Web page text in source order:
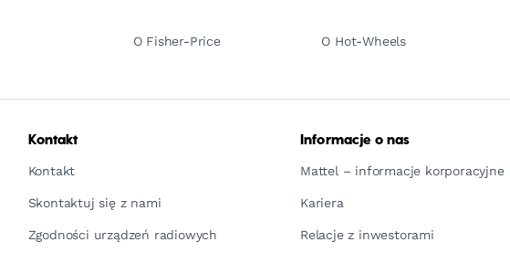
O Fisher-Price O Hot-Wheels
Kontakt
Kontakt
Skontaktuj się z nami
Zgodności urządzeń radiowych
Informacje o nas
Mattel – informacje korporacyjne
Kariera
Relacje z inwestorami